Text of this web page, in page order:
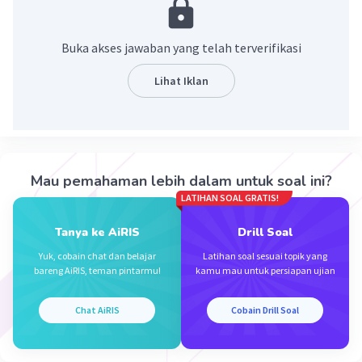
= √625
Cos = samping/miring
20/25
Buka akses jawaban yang telah terverifikasi
Lihat Iklan
Mau pemahaman lebih dalam untuk soal ini?
Tanya ke AiRIS
Yuk, cobain chat dan belajar
bareng AiRIS, teman pintarmu!
Chat AiRIS
LATIHAN SOAL GRATIS!
Drill Soal
Latihan soal sesuai topik yang
kamu mau untuk persiapan ujian
Cobain Drill Soal